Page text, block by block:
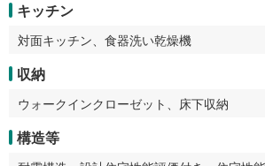
キッチン
対面キッチン、食器洗い乾燥機
収納
ウォークインクローゼット、床下収納
構造等